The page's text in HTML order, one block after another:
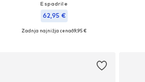
Espadrile
62,95 €
Zadnja najnižja cena69,95 €